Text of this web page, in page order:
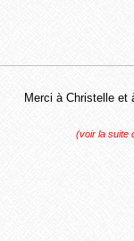
Merci à Christelle
(voir la suite